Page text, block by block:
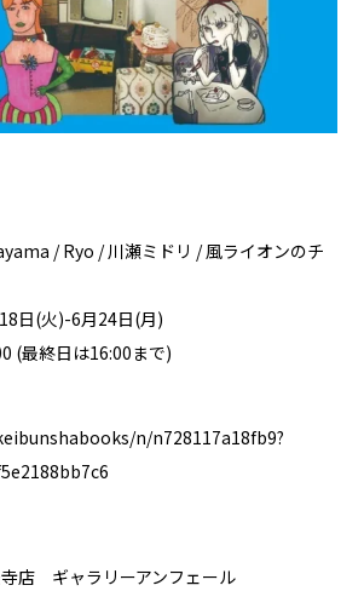
/ Ryo / 川瀬ミドリ / 風ライオンのチ
日(火)-6月24日(月)
(最終日は16:00まで)
n/n728117a18fb9?
店 ギャラリーアンフェール